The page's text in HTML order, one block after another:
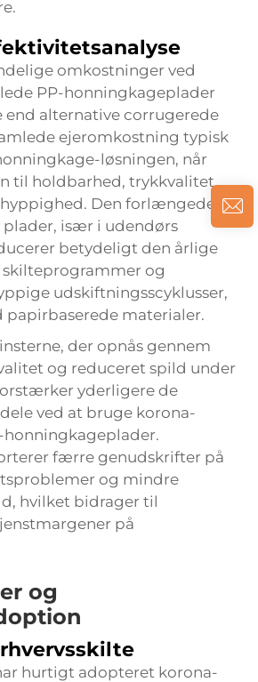
omkostninger ved
PP-honningkageplader
end alternative corrugerede
ejeromkostning typisk
løsningen, når
til holdbarhed, trykkvalitet
Den forlængede
plader, især i udendørs
betydeligt den årlige
og
udskiftningsscyklusser,
papirbaserede materialer.
der opnås gennem
og reduceret spild under
yderligere de
ved at bruge korona-
honningkageplader.
færre genudskrifter på
og mindre
hvilket bidrager til
på
og
hurtigt adopteret korona-